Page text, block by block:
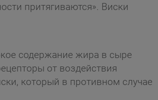
притягиваются». Виски
содержание жира в сыре
от воздействия
который в противном случае